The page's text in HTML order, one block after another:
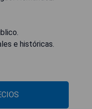
e históricas.